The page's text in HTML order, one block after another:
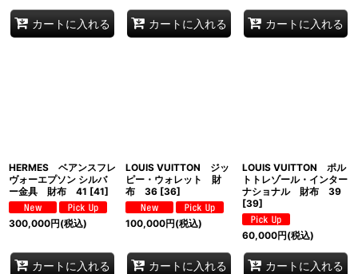
カートに入れる カートに入れる カートに入れる
HERMES ベアンスフレ
ヴォーエプソン シルバ
ー金具 財布 41 [41]
300,000円(税込)
カートに入れる
LOUIS VUITTON ジッ
ピー・ウォレット 財
布 36 [36]
100,000円(税込)
カートに入れる
LOUIS VUITTON ポル
トトレゾール・インター
ナショナル 財布 39
[39]
60,000円(税込)
カートに入れる